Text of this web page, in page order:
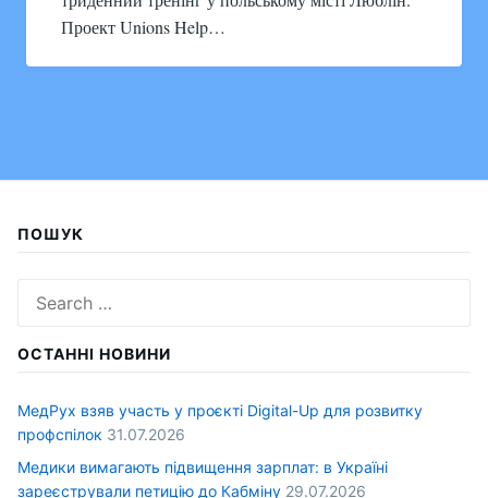
Проект Unions Help…
ПОШУК
for:
ОСТАННІ НОВИНИ
МедРух взяв участь у проєкті Digital-Up для розвитку
профспілок 31.07.2026
Медики вимагають підвищення зарплат: в Україні
зареєстрували петицію до Кабміну 29.07.2026